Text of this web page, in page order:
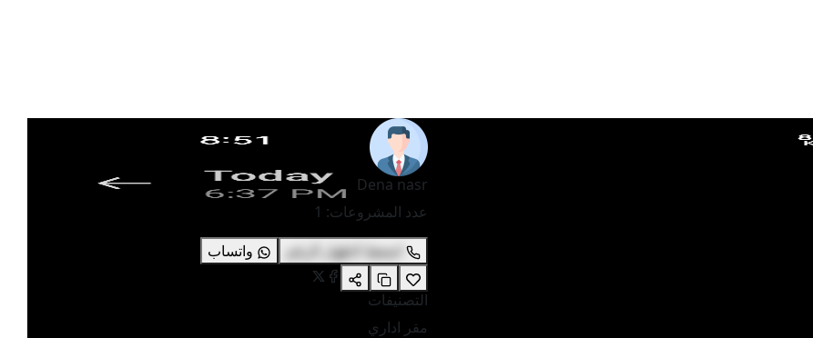
Dena nasr
عدد المشروعات:
1
اضغط لاظهار الرقم
واتساب
التصنيفات
مقر اداري